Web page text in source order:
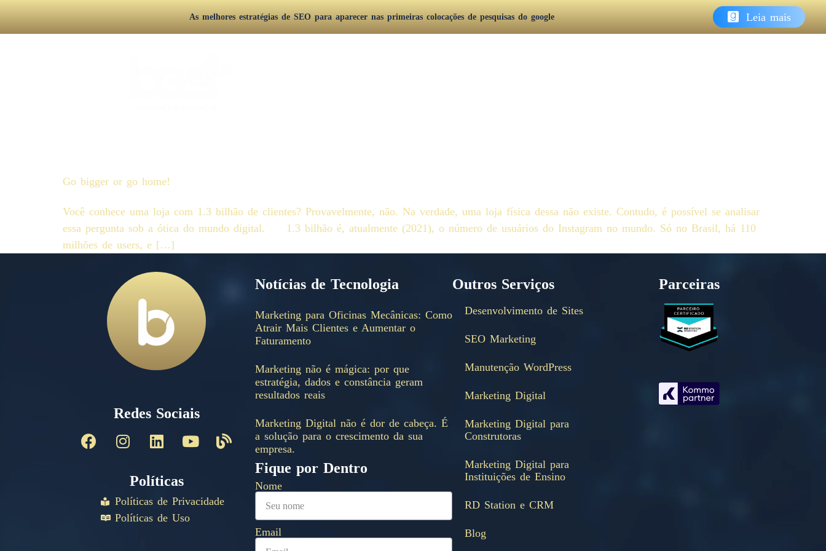
As melhores estratégias de SEO para aparecer nas primeiras colocações de pesquisas do google Leia mais
Go bigger or go home!
Você conhece uma loja com 1.3 bilhão de clientes? Provavelmente, não. Na verdade, uma loja física dessa não existe. Contudo, é possível se analisar
essa pergunta sob a ótica do mundo digital. 1.3 bilhão é, atualmente (2021), o número de usuários do Instagram no mundo. Só no Brasil, há 110
milhões de users, e […]
Redes Sociais
Políticas
Políticas de Privacidade
Políticas de Uso
Notícias de Tecnologia
Marketing para Oficinas Mecânicas: Como
Atrair Mais Clientes e Aumentar o
Faturamento
Marketing não é mágica: por que
estratégia, dados e constância geram
resultados reais
Marketing Digital não é dor de cabeça. É
a solução para o crescimento da sua
empresa.
Fique por Dentro
Nome
Email
Outros Serviços
Desenvolvimento de Sites
SEO Marketing
Manutenção WordPress
Marketing Digital
Marketing Digital para
Construtoras
Marketing Digital para
Instituições de Ensino
RD Station e CRM
Blog
Parceiras